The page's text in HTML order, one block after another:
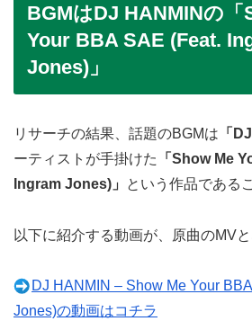
BGMはDJ HANMINの「
Your BBA SAE (Feat.
Jones)」
リサーチの結果、話題のBGMは 「
ーティストが手掛けた
「Show Me
Ingram Jones)」
という作品である
以下に紹介する動画が、原曲のMV
DJ HANMIN – Show Me Your
Jones)の動画はコチラ